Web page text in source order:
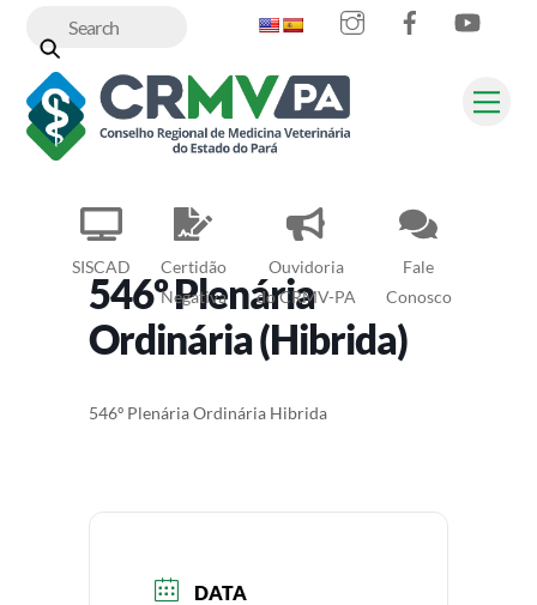
content
SISCAD
Certidão
Negativa
Ouvidoria
do CRMV-PA
Fale
Conosco
InstagramFacebook
546º Plenária
Ordinária (Hibrida)
546º Plenária Ordinária Hibrida
DATA